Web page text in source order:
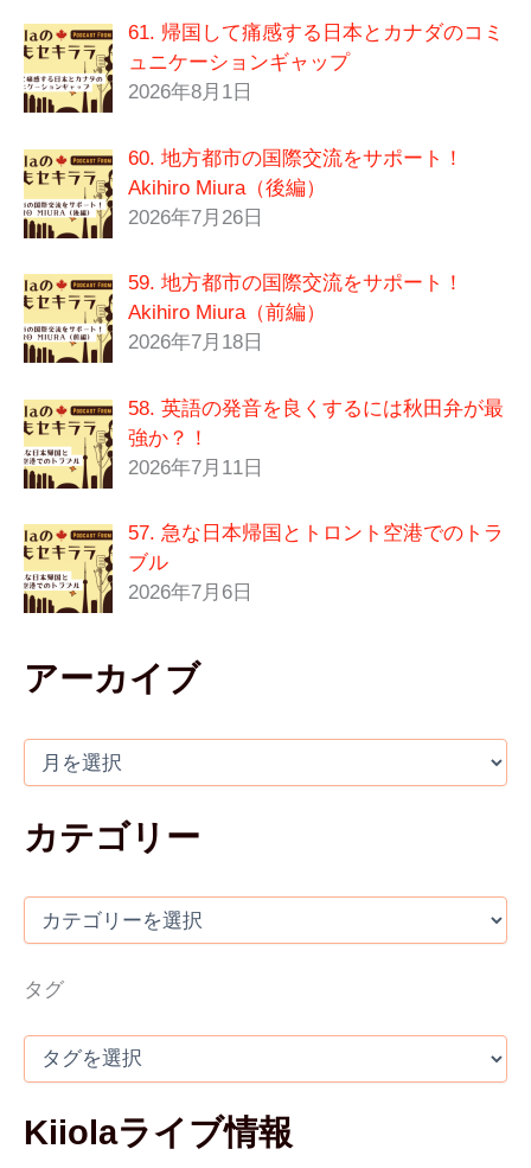
61. 帰国して痛感する日本とカナダのコミ
ュニケーションギャップ
2026年8月1日
60. 地方都市の国際交流をサポート！
Akihiro Miura（後編）
2026年7月26日
59. 地方都市の国際交流をサポート！
Akihiro Miura（前編）
2026年7月18日
58. 英語の発音を良くするには秋田弁が最
強か？！
2026年7月11日
57. 急な日本帰国とトロント空港でのトラ
ブル
2026年7月6日
アーカイブ
カテゴリー
タグ
Kiiolaライブ情報